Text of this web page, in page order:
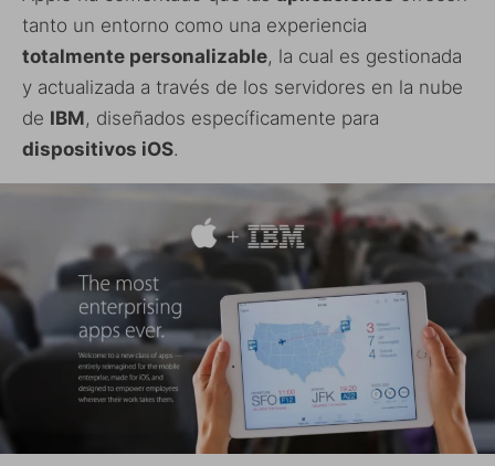
tanto un entorno como una experiencia
totalmente personalizable, la cual es gestionada
y actualizada a través de los servidores en la nube
de IBM, diseñados específicamente para
dispositivos iOS.